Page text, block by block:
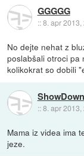
GGGGG
::8. apr 2013,
No dejte nehat z
poslabšali otroci pa
kolikokrat so dobili
ShowDown
::8. apr 2013,
Mama iz videa ima
jeze.